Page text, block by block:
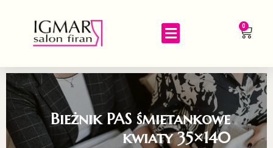
0
Bieżnik PAS śmietankowe
kwiaty 35×140